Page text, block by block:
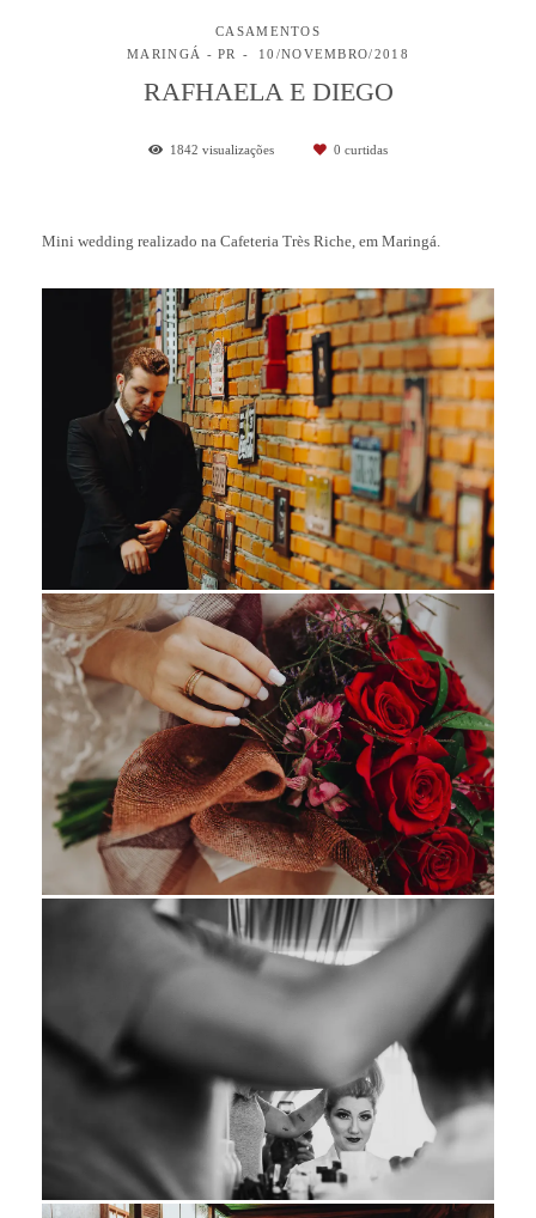
CASAMENTOS
MARINGÁ - PR
10/NOVEMBRO/2018
RAFHAELA E DIEGO
1842 visualizações 0 curtidas
Mini wedding realizado na Cafeteria Très Riche, em Maringá.